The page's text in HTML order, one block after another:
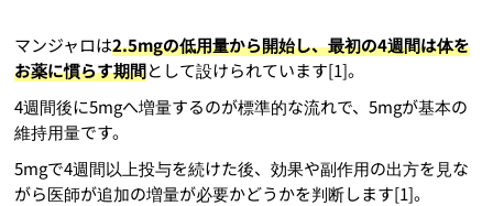
マンジャロは2.5mgの低用量から開始し、最初の4週間は体を
お薬に慣らす期間として設けられています[1]。
4週間後に5mgへ増量するのが標準的な流れで、5mgが基本の
維持用量です。
5mgで4週間以上投与を続けた後、効果や副作用の出方を見な
がら医師が追加の増量が必要かどうかを判断します[1]。